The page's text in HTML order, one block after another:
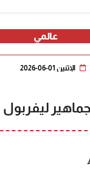
عالمي
الإثنين 01-06-2026
ليفربول